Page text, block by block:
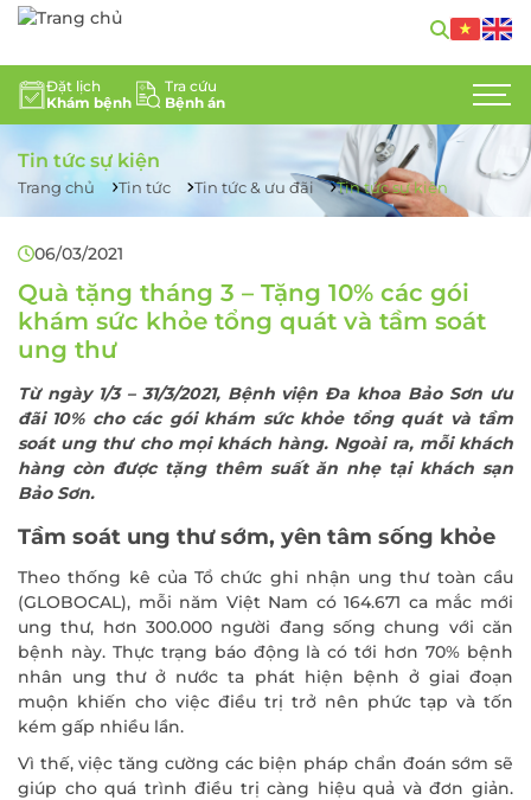
Đặt lịch
Khám bệnh
Tra cứu
Bệnh án
CHUYÊN KHOA
DỊCH VỤ Y TẾ
TIN TỨC
HỖ TRỢ KHÁCH HÀNG
LIÊN HỆ
TUYỂN DỤNG
Tin tức sự kiện
Trang chủ Tin tức Tin tức & ưu đãi Tin tức sự kiện
06/03/2021
Quà tặng tháng 3 – Tặng 10% các gói
khám sức khỏe tổng quát và tầm soát
ung thư
Từ ngày 1/3 – 31/3/2021, Bệnh viện Đa khoa Bảo Sơn ưu
đãi 10% cho các gói khám sức khỏe tổng quát và tầm
soát ung thư cho mọi khách hàng. Ngoài ra, mỗi khách
hàng còn được tặng thêm suất ăn nhẹ tại khách sạn
Bảo Sơn.
Tầm soát ung thư sớm, yên tâm sống khỏe
Theo thống kê của Tổ chức ghi nhận ung thư toàn cầu
(GLOBOCAL), mỗi năm Việt Nam có 164.671 ca mắc mới
ung thư, hơn 300.000 người đang sống chung với căn
bệnh này. Thực trạng báo động là có tới hơn 70% bệnh
nhân ung thư ở nước ta phát hiện bệnh ở giai đoạn
muộn khiến cho việc điều trị trở nên phức tạp và tốn
kém gấp nhiều lần.
Vì thế, việc tăng cường các biện pháp chẩn đoán sớm sẽ
giúp cho quá trình điều trị càng hiệu quả và đơn giản.